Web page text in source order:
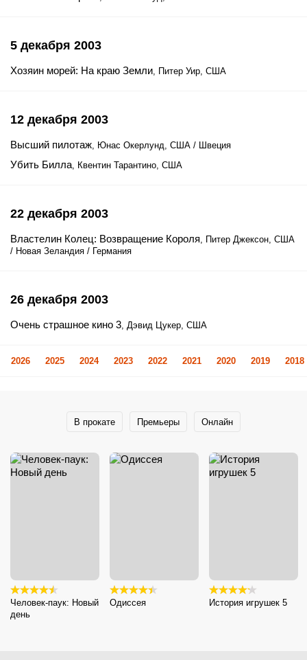
5 декабря 2003
Хозяин морей: На краю Земли, Питер Уир, США
12 декабря 2003
Высший пилотаж, Юнас Окерлунд, США / Швеция
Убить Билла, Квентин Тарантино, США
22 декабря 2003
Властелин Колец: Возвращение Короля, Питер Джексон, США
/ Новая Зеландия / Германия
26 декабря 2003
Очень страшное кино 3, Дэвид Цукер, США
2026 2025 2024 2023 2022 2021 2020 2019 2018
В прокате Премьеры Онлайн
Человек-паук: Новый
день
Одиссея История игрушек 5